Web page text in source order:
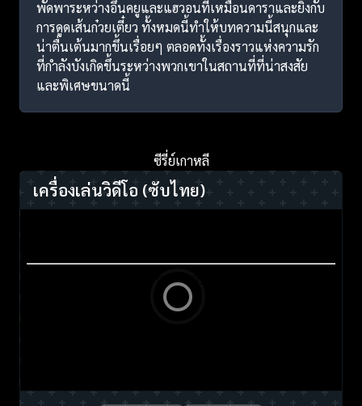
พัดพาระหว่างอึนคยูและแฮวอนที่เหมือนดาราและยิ่งกับ
การดูดเส้นก๋วยเตี๋ยว ทั้งหมดนี้ทำให้บทความนี้สนุกและ
น่าตื่นเต้นมากขึ้นเรื่อยๆ ตลอดทั้งเรื่องราวแห่งความรัก
ที่กำลังบังเกิดขึ้นระหว่างพวกเขาในสถานที่ที่น่าสงสัย
และพิเศษขนาดนี้
ซีรี่ย์เกาหลี
เครื่องเล่นวิดีโอ (ซับไทย)